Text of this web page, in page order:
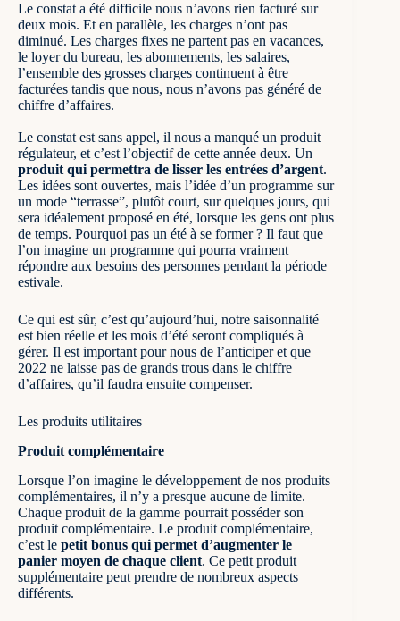
Le constat a été difficile nous n’avons rien facturé sur
deux mois. Et en parallèle, les charges n’ont pas
diminué. Les charges fixes ne partent pas en vacances,
le loyer du bureau, les abonnements, les salaires,
l’ensemble des grosses charges continuent à être
facturées tandis que nous, nous n’avons pas généré de
chiffre d’affaires.
Le constat est sans appel, il nous a manqué un produit
régulateur, et c’est l’objectif de cette année deux. Un
produit qui permettra de lisser les entrées d’argent.
Les idées sont ouvertes, mais l’idée d’un programme sur
un mode “terrasse”, plutôt court, sur quelques jours, qui
sera idéalement proposé en été, lorsque les gens ont plus
de temps. Pourquoi pas un été à se former ? Il faut que
l’on imagine un programme qui pourra vraiment
répondre aux besoins des personnes pendant la période
estivale.
Ce qui est sûr, c’est qu’aujourd’hui, notre saisonnalité
est bien réelle et les mois d’été seront compliqués à
gérer. Il est important pour nous de l’anticiper et que
2022 ne laisse pas de grands trous dans le chiffre
d’affaires, qu’il faudra ensuite compenser.
Les produits utilitaires
Produit complémentaire
Lorsque l’on imagine le développement de nos produits
complémentaires, il n’y a presque aucune de limite.
Chaque produit de la gamme pourrait posséder son
produit complémentaire. Le produit complémentaire,
c’est le petit bonus qui permet d’augmenter le
panier moyen de chaque client. Ce petit produit
supplémentaire peut prendre de nombreux aspects
différents.